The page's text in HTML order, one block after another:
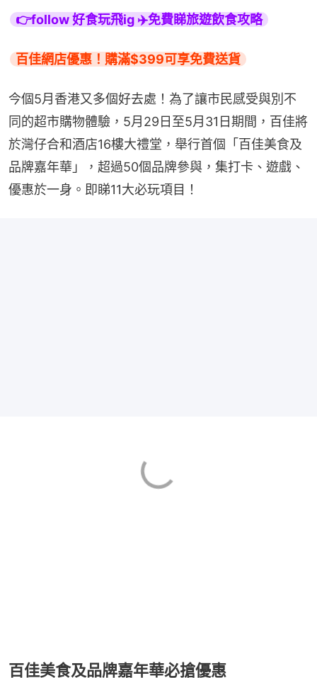
👉follow 好食玩飛ig ✈️免費睇旅遊飲食攻略
百佳網店優惠！購滿$399可享免費送貨
今個5月香港又多個好去處！為了讓市民感受與別不
同的超市購物體驗，5月29日至5月31日期間，百佳將
於灣仔合和酒店16樓大禮堂，舉行首個「百佳美食及
品牌嘉年華」，超過50個品牌參與，集打卡、遊戲、
優惠於一身。即睇11大必玩項目！
百佳美食及品牌嘉年華必搶優惠